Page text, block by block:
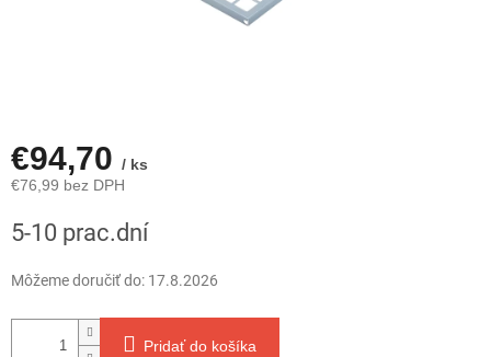
€94,70 / ks
€76,99 bez DPH
cena:
5-10 prac.dní
Môžeme doručiť do: 17.8.2026
Pridať do košíka